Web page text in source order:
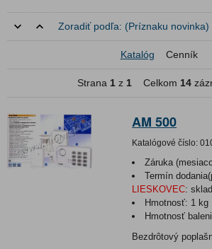
Zoradiť podľa: (Príznaku novinka)
Katalóg Cenník
Strana 1 z 1 Celkom 14
AM 500
Katalógové číslo:
Záruka
Termín
LIESKOVEC:
Hmotnosť: 1 kg
Hmotnosť
Bezdrôtový